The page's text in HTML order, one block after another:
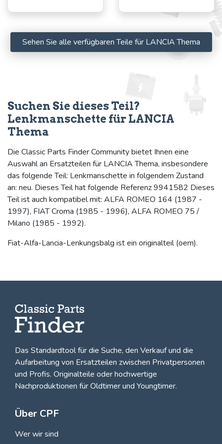
Sehen Sie alle verfügbaren Teile für LANCIA Thema
Suchen Sie dieses Teil?
Lenkmanschette für LANCIA
Thema
Die Classic Parts Finder Community bietet Ihnen eine
Auswahl an Ersatzteilen für LANCIA Thema, insbesondere
das folgende Teil: Lenkmanschette in folgendem Zustand
an: neu. Dieses Teil hat folgende Referenz 9941582 Dieses
Teil ist auch kompatibel mit: ALFA ROMEO 164 (1987 -
1997), FIAT Croma (1985 - 1996), ALFA ROMEO 75 /
Milano (1985 - 1992).
Fiat-Alfa-Lancia-Lenkungsbalg ist ein originalteil (oem).
Das Standardtool für die Suche, den Verkauf und die
Aufarbeitung von Ersatzteilen zwischen Privatpersonen
und Profis. Originalteile oder hochwertige
Nachproduktionen für Oldtimer und Youngtimer.
Über CPF
Wer wir sind